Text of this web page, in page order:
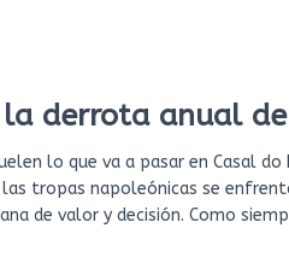
derrota anual
lo que va a pasar en Casal
tropas napoleónicas se
de valor y decisión. Como